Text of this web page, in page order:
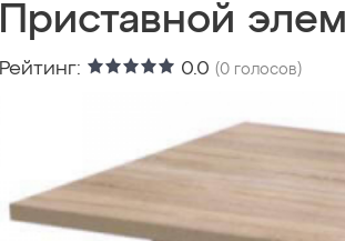
Приставной
Рейтинг: 0.0 (0 голосов)